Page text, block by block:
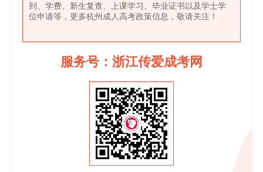
到、学费、新生复查、上课学习、毕业证书以及学士学
位申请等，更多杭州成人高考政策信息，敬请关注！
服务号：浙江传爱成考网